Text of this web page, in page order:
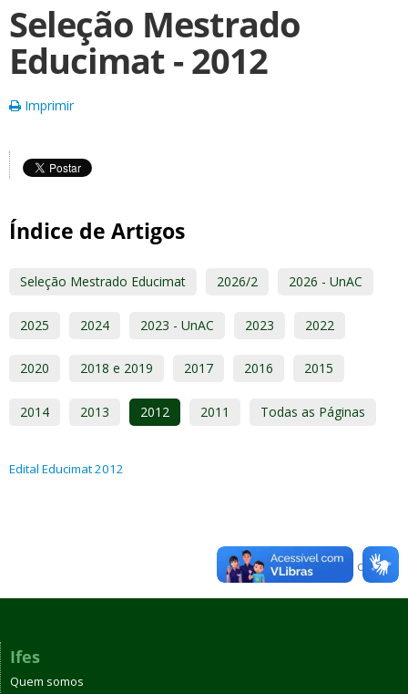
Seleção Mestrado
Educimat - 2012
Imprimir
Índice de Artigos
Seleção Mestrado Educimat 2026/2 2026 - UnAC
2025 2024 2023 - UnAC 2023 2022
2020 2018 e 2019 2017 2016 2015
2014 2013 2012 2011 Todas as Páginas
Edital Educimat 2012
Voltar para o topo
Ifes
Quem somos